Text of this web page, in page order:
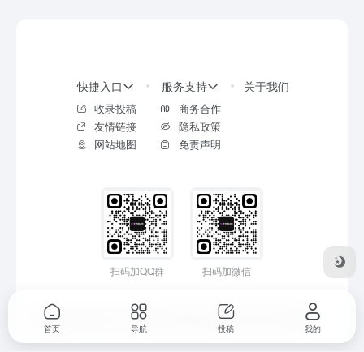
快捷入口
收录投稿
友情链接
网站地图
服务支持
商务合作
隐私政策
免责声明
关于我们
扫码加QQ群 扫码加微信
Copyright © 2026 17414.com实用导航 鲁ICP备2026008594号-2
首页 导航 投稿 我的